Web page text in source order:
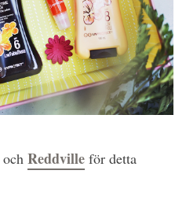
och Reddville för detta